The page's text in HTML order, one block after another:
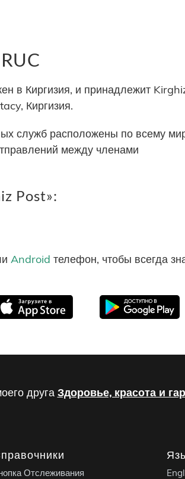
в Киргизия, и принадлежит
Киргизия.
служб расположены по всему
между членами
Post»:
Android телефон, чтобы всегда
друга Здоровье, красота и
Отслеживания